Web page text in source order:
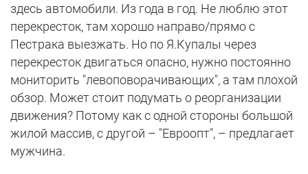
здесь автомобили. Из года в год. Не люблю этот
перекресток, там хорошо направо/прямо с
Пестрака выезжать. Но по Я.Купалы через
перекресток двигаться опасно, нужно постоянно
мониторить "левоповорачивающих", а там плохой
обзор. Может стоит подумать о реорганизации
движения? Потому как с одной стороны большой
жилой массив, с другой – "Евроопт", – предлагает
мужчина.